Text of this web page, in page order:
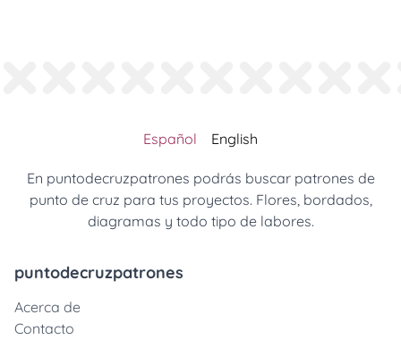
Español English
En puntodecruzpatrones podrás buscar patrones de
punto de cruz para tus proyectos. Flores, bordados,
diagramas y todo tipo de labores.
puntodecruzpatrones
Acerca de
Contacto